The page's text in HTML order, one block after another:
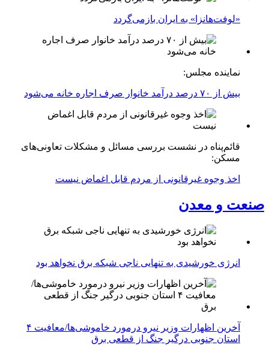
«لوفت‌هانزا» به ایران بازمی‌گردد
نماینده مجلس:
بیش از ۷۰ درصد درآمد خانوار صرف اجاره خانه می‌شود
قائم‌پناه در نشست بررسی مسائل و مشکلات تعاونی‌های
مسکن:
اخذ وجوه غیرقانونی از مردم قابل اغماض نیست
صنعت و معدن
انرژی خورشیدی به تنهایی ناجی شبکه برق نخواهد بود
آخرین اظهارات وزیر نیرو درمورد خاموشی‌ها/معافیت ۴
استان جنوبی درگیر جنگ از قطعی برق